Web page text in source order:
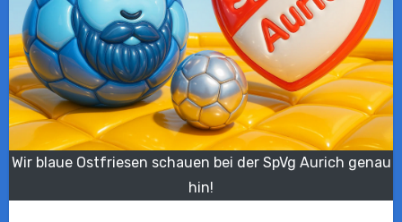
Wir blaue Ostfriesen schauen bei der SpVg Aurich genau
hin!